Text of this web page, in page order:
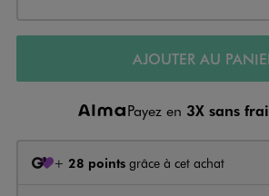
AJOUTER AU
Payez en 3X sans
+ 28 points grâce à cet achat